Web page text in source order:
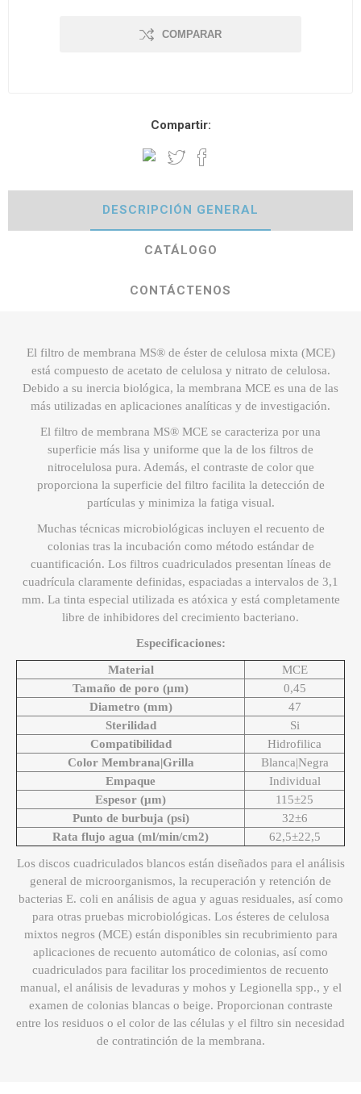
COMPARAR
Compartir:
DESCRIPCIÓN GENERAL
CATÁLOGO
CONTÁCTENOS
El filtro de membrana MS® de éster de celulosa mixta (MCE)
está compuesto de acetato de celulosa y nitrato de celulosa.
Debido a su inercia biológica, la membrana MCE es una de las
más utilizadas en aplicaciones analíticas y de investigación.
El filtro de membrana MS® MCE se caracteriza por una
superficie más lisa y uniforme que la de los filtros de
nitrocelulosa pura. Además, el contraste de color que
proporciona la superficie del filtro facilita la detección de
partículas y minimiza la fatiga visual.
Muchas técnicas microbiológicas incluyen el recuento de
colonias tras la incubación como método estándar de
cuantificación. Los filtros cuadriculados presentan líneas de
cuadrícula claramente definidas, espaciadas a intervalos de 3,1
mm. La tinta especial utilizada es atóxica y está completamente
libre de inhibidores del crecimiento bacteriano.
Especificaciones:
Material
MCE
Tamaño de poro (μm)
0,45
Diametro (mm)
47
Sterilidad
Si
Compatibilidad
Hidrofilica
Color Membrana|Grilla
Blanca|Negra
Empaque
Individual
Espesor (μm)
115±25
Punto de burbuja (psi)
32±6
Rata flujo agua (ml/min/cm2)
62,5±22,5
Los discos cuadriculados blancos están diseñados para el análisis
general de microorganismos, la recuperación y retención de
bacterias E. coli en análisis de agua y aguas residuales, así como
para otras pruebas microbiológicas. Los ésteres de celulosa
mixtos negros (MCE) están disponibles sin recubrimiento para
aplicaciones de recuento automático de colonias, así como
cuadriculados para facilitar los procedimientos de recuento
manual, el análisis de levaduras y mohos y Legionella spp., y el
examen de colonias blancas o beige. Proporcionan contraste
entre los residuos o el color de las células y el filtro sin necesidad
de contratinción de la membrana.